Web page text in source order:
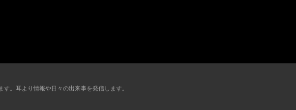
。耳より情報や日々の出来事を発信します。